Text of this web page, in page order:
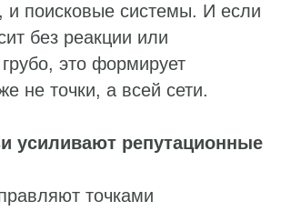
и поисковые системы. И если
без реакции или
это формирует
не точки, а всей сети.
усиливают репутационные
точками